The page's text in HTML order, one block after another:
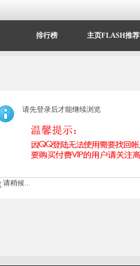
排行榜 主页FLASH推荐
请先登录后才能继续浏览
请稍候...